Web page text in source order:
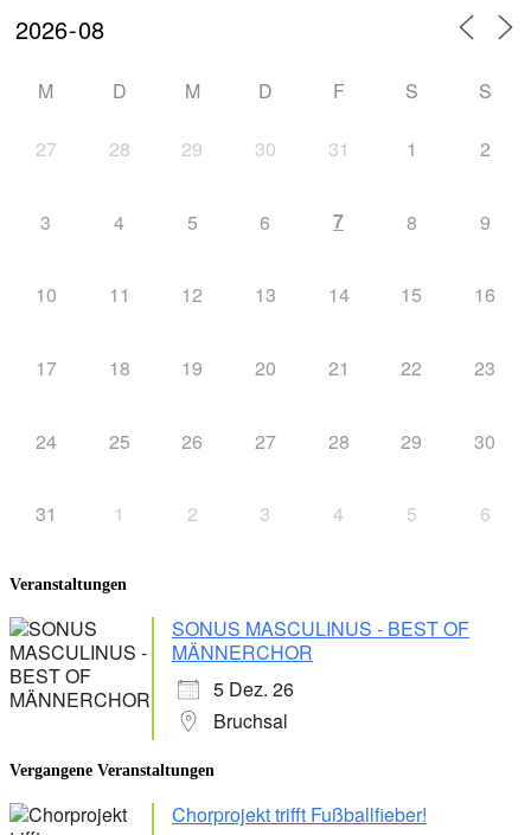
M D M D F S S
27 28 29 30 31 1 2
3 4 5 6 7 8 9
10 11 12 13 14 15 16
17 18 19 20 21 22 23
24 25 26 27 28 29 30
31 1 2 3 4 5 6
Veranstaltungen
SONUS MASCULINUS - BEST OF
MÄNNERCHOR
5 Dez. 26
Bruchsal
Vergangene Veranstaltungen
Chorprojekt trifft Fußballfieber!